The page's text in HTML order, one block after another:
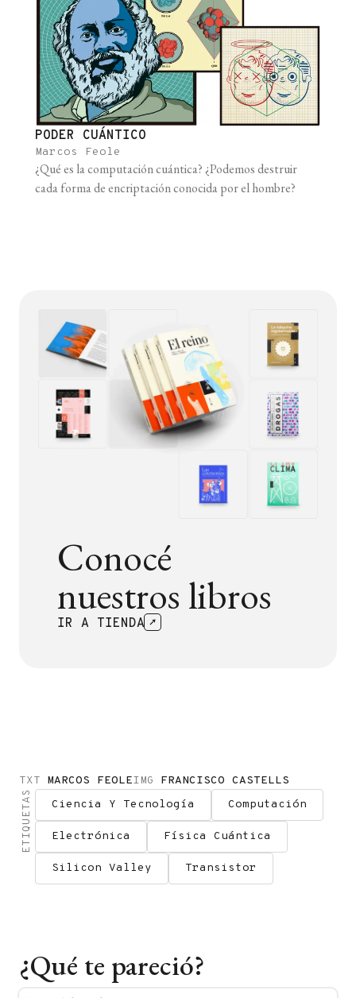
PODER CUÁNTICO
Marcos Feole
¿Qué es la computación cuántica? ¿Podemos destruir
cada forma de encriptación conocida por el hombre?
Conocé
nuestros libros
IR A TIENDA
TXT MARCOS FEOLEIMG FRANCISCO CASTELLS
ETIQUETAS Ciencia Y Tecnología Computación
Electrónica Física Cuántica
Silicon Valley Transistor
¿Qué te pareció?